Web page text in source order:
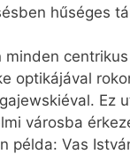
hűséges
minden
optikájával
Ez
városba
példa: Vas